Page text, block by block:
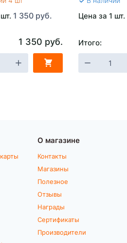
1 350 руб.
1 350 руб.
Цена за 1 шт.
Итого:
О магазине
Контакты
Магазины
Полезное
Отзывы
Награды
Сертификаты
Производители